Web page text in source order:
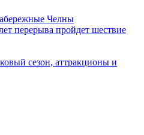
Челны
перерыва пройдет шествие
сезон, аттракционы и